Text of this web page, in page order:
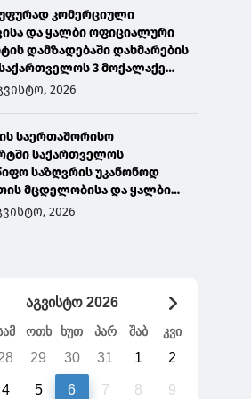
კომერციული
და ყალბი ოფიციალური
დამზადებაში დახმარების
3 მოქალაქე
2026
საერთაშორისო
საქართველოს
საზღვრის უკანონოდ
მცდელობისა და ყალბი
გამოყენების
2026
აგვისტო 2026
ოთხ ხუთ პარ შაბ კვი
29 30 31 1 2
4 5 6 7 8 9